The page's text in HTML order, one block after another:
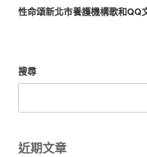
一
性命頌新北市養護機構歌和QQ
搜尋
近期文章